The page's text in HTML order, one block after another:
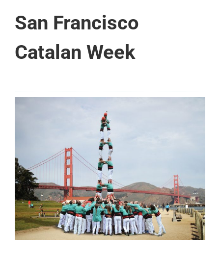
San Francisco
Catalan Week